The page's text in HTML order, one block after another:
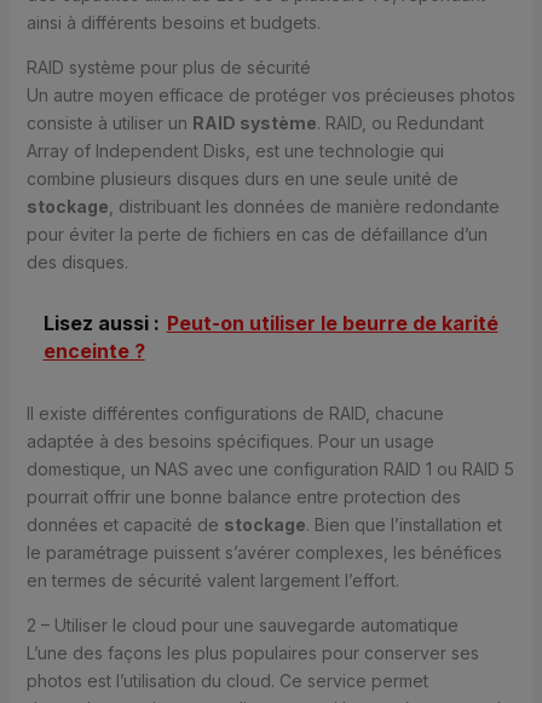
ainsi à différents besoins et budgets.
RAID système pour plus de sécurité
Un autre moyen efficace de protéger vos précieuses photos
consiste à utiliser un RAID système. RAID, ou Redundant
Array of Independent Disks, est une technologie qui
combine plusieurs disques durs en une seule unité de
stockage , distribuant les données de manière redondante
pour éviter la perte de fichiers en cas de défaillance d’un
des disques.
Lisez aussi : Peut-on utiliser le beurre de karité
enceinte ?
Il existe différentes configurations de RAID, chacune
adaptée à des besoins spécifiques. Pour un usage
domestique, un NAS avec une configuration RAID 1 ou RAID 5
pourrait offrir une bonne balance entre protection des
données et capacité de stockage. Bien que l’installation et
le paramétrage puissent s’avérer complexes, les bénéfices
en termes de sécurité valent largement l’effort.
2 – Utiliser le cloud pour une sauvegarde automatique
L’une des façons les plus populaires pour conserver ses
photos est l’utilisation du cloud. Ce service permet